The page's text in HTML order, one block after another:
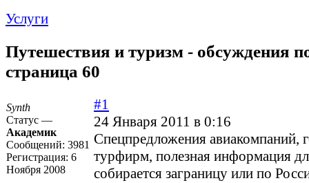
Услуги
Путешествия и туризм - обсуждения
страница 60
Synth
Статус —
Академик
Сообщений: 3981
Регистрация: 6
Ноября 2008
#1
24 Января 2011 в 0:16
Спецпредложения авиакомпаний,
турфирм, полезная информация
собирается заграницу или по